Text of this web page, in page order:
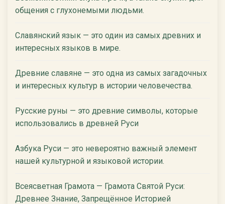
общения с глухонемыми людьми.
Славянский язык — это один из самых древних и
интересных языков в мире.
Древние славяне — это одна из самых загадочных
и интересных культур в истории человечества.
Русские руны — это древние символы, которые
использовались в древней Руси
Азбука Руси — это невероятно важный элемент
нашей культурной и языковой истории.
Всеясветная Грамота — Грамота Святой Руси:
Древнее Знание, Запрещённое Историей